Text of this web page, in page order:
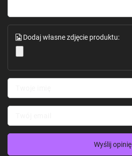
Dodaj własne zdjęcie produktu:
Wyślij opinię